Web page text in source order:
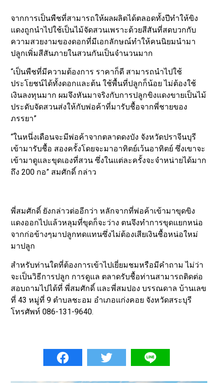
จากการเป็นพืชที่สามารถให้ผลผลิตได้ตลอดทั้งปีทำให้ขิง
แดงถูกนำไปใช้เป็นไม้จัดสวนเพราะด้วยสีสันที่สดบวกกับ
ความสวยงามของดอกที่มีเอกลักษณ์ทำให้คนนิยมนำมา
ปลูกเพิ่มสีสันภายในสวนกันเป็นจำนวนมาก
“เป็นพืชที่มีความต้องการ ราคาก็ดี สามารถนำไปใช้
ประโยชน์ได้ทั้งดอกและต้น ใช้พื้นที่ปลูกก็น้อย ไม่ต้องใช้
เงินลงทุนมาก ผมจึงหันมาจริงกับการปลูกขิงแดงขายเป็นไม้
ประดับจัดสวนส่งให้กับพ่อค้าที่มารับชื้อจากพี่ชายของ
ภรรยา”
“ในหนึ่งเดือนจะมีพ่อค้าจากตลาดดงบัง จังหวัดปราจีนบุรี
เข้ามารับชื้อ สองครั้งโดยจะมาอาทิตย์เว้นอาทิตย์ ซึ่งเขาจะ
เข้ามาดูและขุดเองที่สวน ซึ่งในแต่ละครั้งจะจำหน่ายได้มาก
ถึง 200 กอ” สมศักดิ์ กล่าว
พี่สมศักดิ์ ยังกล่าวต่ออีกว่า หลักจากที่พ่อค้าเข้ามาขุดขิง
แดงออกไปแล้วหลุมที่ขุดก็จะว่าง ตนจึงทำการขุดแยกหน่อ
จากก่อข้างๆมาปลูกทดแทนซึ่งไม่ต้องเสียเงินชื้อหน่อใหม่
มาปลูก
สำหรับท่านใดที่ต้องการเข้าไปเยี่ยมชมหรือมีคำถาม ไม่ว่า
จะเป็นวิธีการปลูก การดูแล ตลาดรับชื้อท่านสามารถติดต่อ
สอบถามไปได้ที่ พี่สมศักดิ์ และพี่สมปอง บรรณดาล บ้านเลข
ที่ 43 หมู่ที่ 9 ตำบลชะอม อำเภอแก่งคอย จังหวัดสระบุรี
โทรศัพท์ 086-131-9640.